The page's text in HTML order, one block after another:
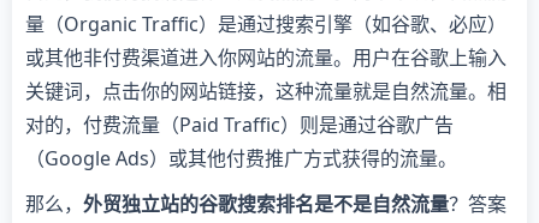
量（Organic Traffic）是通过搜索引擎（如谷歌、必应）
或其他非付费渠道进入你网站的流量。用户在谷歌上输入
关键词，点击你的网站链接，这种流量就是自然流量。相
对的，付费流量（Paid Traffic）则是通过谷歌广告
（Google Ads）或其他付费推广方式获得的流量。
那么， 外贸独立站的谷歌搜索排名是不是自然流量？答案